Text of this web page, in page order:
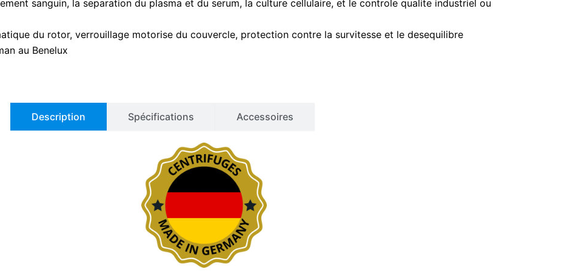
sanguin, la separation du plasma et du serum, la culture cellulaire, et le controle qualite industriel ou
du rotor, verrouillage motorise du couvercle, protection contre la survitesse et le desequilibre
au Benelux
Description Spécifications Accessoires